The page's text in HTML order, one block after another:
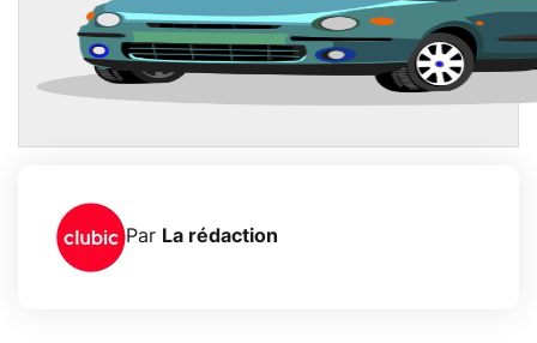
Par La rédaction